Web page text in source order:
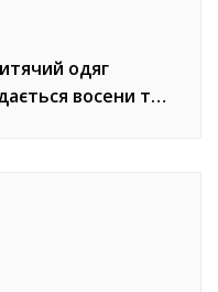
одяг
восени та